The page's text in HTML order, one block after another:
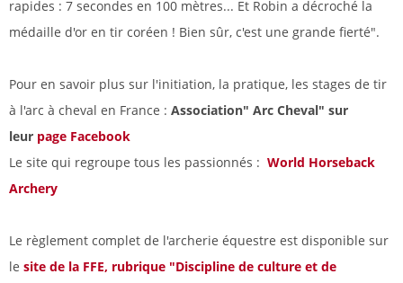
rapides : 7 secondes en 100 mètres... Et Robin a décroché la
médaille d'or en tir coréen ! Bien sûr, c'est une grande fierté".
Pour en savoir plus sur l'initiation, la pratique, les stages de tir
à l'arc à cheval en France : Association" Arc Cheval" sur
leur page Facebook
Le site qui regroupe tous les passionnés : World Horseback
Archery
Le règlement complet de l'archerie équestre est disponible sur
le site de la FFE, rubrique "Discipline de culture et de